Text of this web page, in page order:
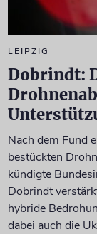
LEIPZIG
Dobrindt:
Nach dem Fund
bestückten
kündigte
Dobrindt
hybride
dabei auch die